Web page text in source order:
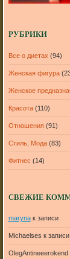
РУБРИКИ
Все о диетах (94)
Женская фигура
Женское
Красота(110)
Отношения(91)
Стиль, Мода(83)
Фитнес (14)
СВЕЖИЕ
marynaк записи
Michaelses к записи
OlegAntineeerokend